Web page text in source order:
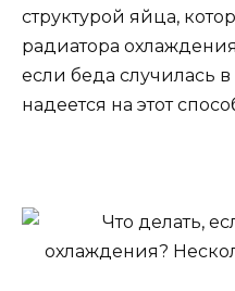
структурой яйца,
радиатора
если беда случилась
надеется на этот